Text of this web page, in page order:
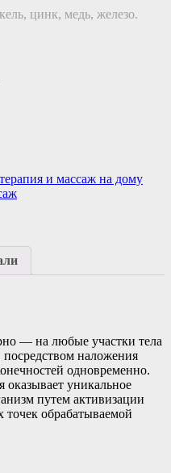
цинк, медь, железо.
и массаж на дому
— на любые участки тела
наложения
одновременно.
оказывает уникальное
путем активизации
точек обрабатываемой